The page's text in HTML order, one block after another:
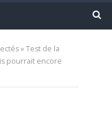
»Test de la
pourrait encore